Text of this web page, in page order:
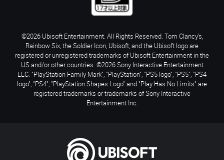
©2026 Ubisoft Entertainment. All Rights Reserved. Tom Clancy’s,
Rainbow Six, the Soldier Icon, Ubisoft, and the Ubisoft logo are
registered or unregistered trademarks of Ubisoft Entertainment in the
US and/or other countries. ©2026 Sony Interactive Entertainment
LLC. "PlayStation Family Mark", "PlayStation", "PS5 logo", "PS5", "PS4
logo", "PS4", "PlayStation Shapes Logo" and "Play Has No Limits" are
registered trademarks or trademarks of Sony Interactive
Entertainment Inc.